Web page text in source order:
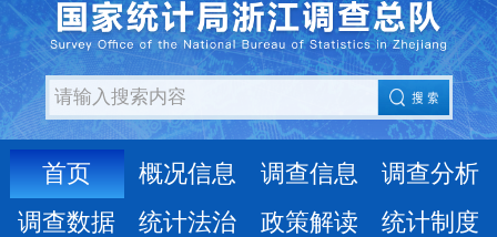
首页 概况信息 调查信息
调查分析
调查数据
统计法治 政策解读 统计制度